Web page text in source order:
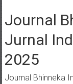
konten
Journal
Jurnal
2025
Journal Bhinneka